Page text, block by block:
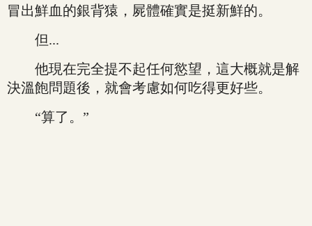
冒出鮮血的銀背猿，屍體確實是挺新鮮的。
但...
他現在完全提不起任何慾望，這大概就是解
決溫飽問題後，就會考慮如何吃得更好些。
“算了。”